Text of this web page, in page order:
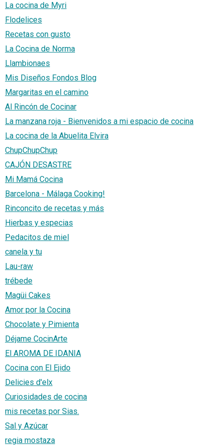
La cocina de Myri
Flodelices
Recetas con gusto
La Cocina de Norma
Llambionaes
Mis Diseños Fondos Blog
Margaritas en el camino
Al Rincón de Cocinar
La manzana roja - Bienvenidos a mi espacio de cocina
La cocina de la Abuelita Elvira
ChupChupChup
CAJÓN DESASTRE
Mi Mamá Cocina
Barcelona - Málaga Cooking!
Rinconcito de recetas y más
Hierbas y especias
Pedacitos de miel
canela y tu
Lau-raw
trébede
Magüi Cakes
Amor por la Cocina
Chocolate y Pimienta
Déjame CocinArte
El AROMA DE IDANIA
Cocina con El Ejido
Delicies d'elx
Curiosidades de cocina
mis recetas por Sias.
Sal y Azúcar
regia mostaza